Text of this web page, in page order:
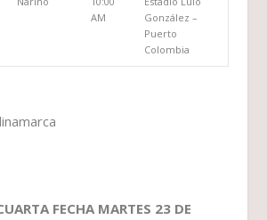
AM
González –
Puerto
Colombia
FECHA MARTES 23 DE